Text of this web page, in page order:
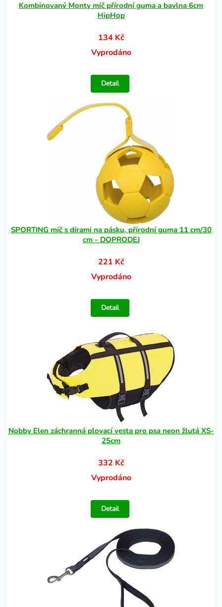
Kombinovaný Monty míč přírodní guma a bavlna 6cm
HipHop
134 Kč
Vyprodáno
Detail
SPORTING míč s dírami na pásku, přírodní guma 11 cm/30
cm - DOPRODEJ
221 Kč
Vyprodáno
Detail
Nobby Elen záchranná plovací vesta pro psa neon žlutá XS-
25cm
332 Kč
Vyprodáno
Detail